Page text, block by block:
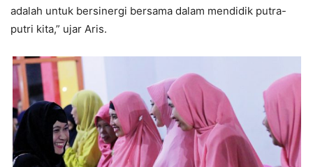
adalah untuk bersinergi bersama dalam mendidik putra-
putri kita,” ujar Aris.